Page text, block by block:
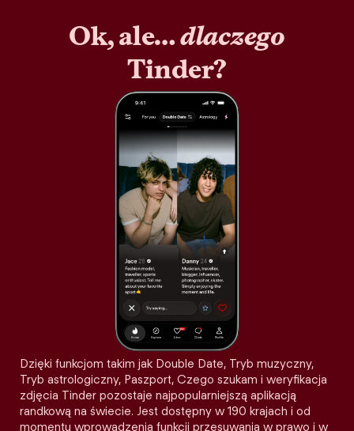
Ok, ale…dlaczego
Tinder?
Dzięki funkcjom takim jak Double Date, Tryb muzyczny,
Tryb astrologiczny, Paszport, Czego szukam i weryfikacja
zdjęcia Tinder pozostaje najpopularniejszą aplikacją
randkową na świecie. Jest dostępny w 190 krajach i od
momentu wprowadzenia funkcji przesuwania w prawo i w